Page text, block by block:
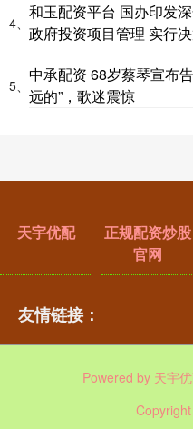
4、
和玉配资平台 国办印发
政府投资项目管理 实行
5、
中承配资 68岁蔡琴宣布
远的”，歌迷震惊
天宇优配
正规配资炒股
官网
友情链接：
Powered by 天宇
Copyright